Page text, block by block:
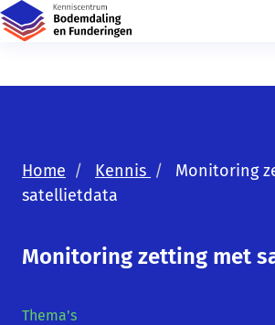
Home Kennis
Monitoring
satellietdata
Monitoring zetting met
Thema's